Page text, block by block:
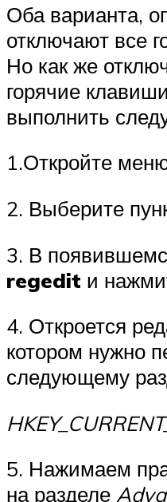
Оба варианта,
отключают все
Но как же
горячие
выполнить
1.Откройте
2. Выберите
3. В
regedit и
4. Откроется
котором нужно
следующему
5. Нажимаем
на разделе